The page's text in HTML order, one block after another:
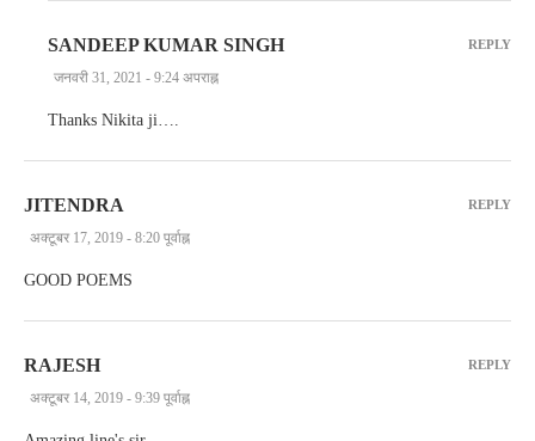
SANDEEP KUMAR SINGH
जनवरी 31, 2021 - 9:24 अपराह्न
Thanks Nikita ji….
REPLY
JITENDRA
अक्टूबर 17, 2019 - 8:20 पूर्वाह्न
GOOD POEMS
REPLY
RAJESH
अक्टूबर 14, 2019 - 9:39 पूर्वाह्न
REPLY